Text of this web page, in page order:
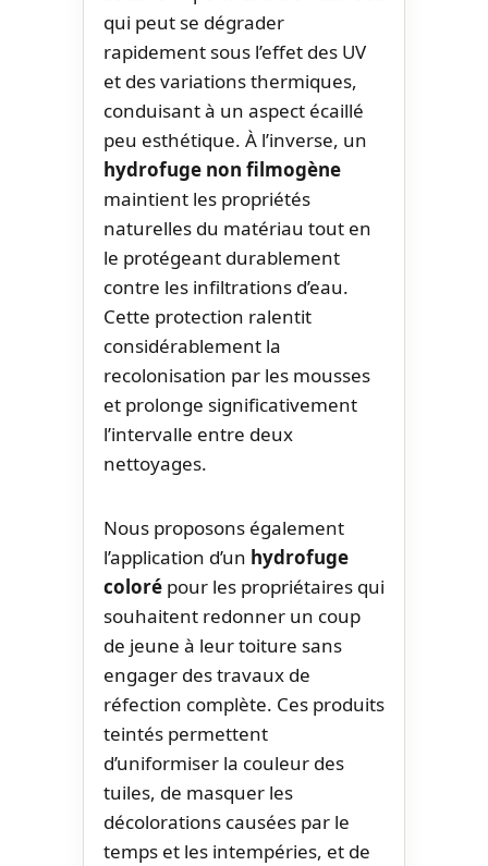
qui peut se dégrader
rapidement sous l’effet des UV
et des variations thermiques,
conduisant à un aspect écaillé
peu esthétique. À l’inverse, un
hydrofuge non filmogène
maintient les propriétés
naturelles du matériau tout en
le protégeant durablement
contre les infiltrations d’eau.
Cette protection ralentit
considérablement la
recolonisation par les mousses
et prolonge significativement
l’intervalle entre deux
nettoyages.
Nous proposons également
l’application d’un hydrofuge
coloré pour les propriétaires qui
souhaitent redonner un coup
de jeune à leur toiture sans
engager des travaux de
réfection complète. Ces produits
teintés permettent
d’uniformiser la couleur des
tuiles, de masquer les
décolorations causées par le
temps et les intempéries, et de